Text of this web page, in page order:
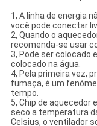
1, A linha de energia
você pode conectar
2, Quando o
recomenda-se usar
3, Pode ser colocado
colocado na água.
4, Pela primeira vez,
fumaça, é um
tempo.
5, Chip de aquecedor
seco a temperatura
Celsius, o ventilador